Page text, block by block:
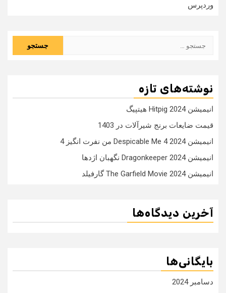
وردپرس
نوشته‌های تازه
انیمیشن Hitpig 2024 هیتپیگ
قیمت ضایعات برنج شیرآلات در 1403
انیمیشن Despicable Me 4 2024 من نفرت انگیز 4
انیمیشن Dragonkeeper 2024 نگهبان اژدها
انیمیشن The Garfield Movie 2024 گارفیلد
آخرین دیدگاه‌ها
بایگانی‌ها
دسامبر 2024